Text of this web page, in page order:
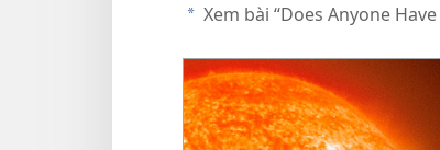
a Xem bài “Does Anyone